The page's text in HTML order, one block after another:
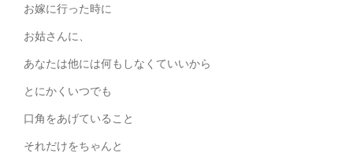
お嫁に行った時に
お姑さんに、
あなたは他には何もしなくていいから
とにかくいつでも
口角をあげていること
それだけをちゃんと